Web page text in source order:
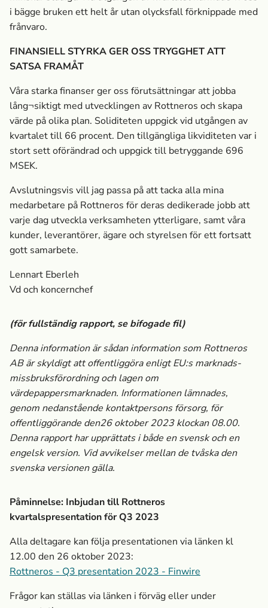
i bägge bruken ett helt år utan olycksfall förknippade med
frånvaro.
FINANSIELL STYRKA GER OSS TRYGGHET ATT
SATSA FRAMÅT
Våra starka finanser ger oss förutsättningar att jobba
lång¬siktigt med utvecklingen av Rottneros och skapa
värde på olika plan. Soliditeten uppgick vid utgången av
kvartalet till 66 procent. Den tillgängliga likviditeten var i
stort sett oförändrad och uppgick till betryggande 696
MSEK.
Avslutningsvis vill jag passa på att tacka alla mina
medarbetare på Rottneros för deras dedikerade jobb att
varje dag utveckla verksamheten ytterligare, samt våra
kunder, leverantörer, ägare och styrelsen för ett fortsatt
gott samarbete.
Lennart Eberleh
Vd och koncernchef
(för fullständig rapport, se bifogade fil)
Denna information är sådan information som Rottneros
AB är skyldigt att offentliggöra enligt EU:s marknads­
missbruksförordning och lagen om
värdepappersmarknaden. Informationen lämnades,
genom nedanstående kontaktpersons försorg, för
offentliggörande den26 oktober 2023 klockan 08.00.
Denna rapport har upprättats i både en svensk och en
engelsk version. Vid avvikelser mellan de tvåska den
svenska versionen gälla.
Påminnelse: Inbjudan till Rottneros
kvartalspresentation för Q3 2023
Alla deltagare kan följa presentationen via länken kl
12.00 den 26 oktober 2023:
Rottneros - Q3 presentation 2023 - Finwire
Frågor kan ställas via länken i förväg eller under